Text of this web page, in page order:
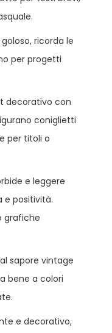
ricorda le
per progetti
decorativo con
coniglietti
per titoli o
e leggere
e positività.
grafiche
sapore vintage
bene a colori
e decorativo,